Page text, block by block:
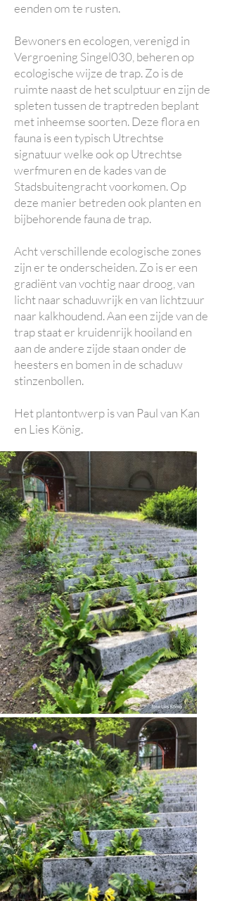
eenden om te rusten.
Bewoners en ecologen, verenigd in
Vergroening Singel030, beheren op
ecologische wijze de trap. Zo is de
ruimte naast de het sculptuur en zijn de
spleten tussen de traptreden beplant
met inheemse soorten. Deze flora en
fauna is een typisch Utrechtse
signatuur welke ook op Utrechtse
werfmuren en de kades van de
Stadsbuitengracht voorkomen. Op
deze manier betreden ook planten en
bijbehorende fauna de trap.
Acht verschillende ecologische zones
zijn er te onderscheiden. Zo is er een
gradiënt van vochtig naar droog, van
licht naar schaduwrijk en van lichtzuur
naar kalkhoudend. Aan een zijde van de
trap staat er kruidenrijk hooiland en
aan de andere zijde staan onder de
heesters en bomen in de schaduw
stinzenbollen.
Het plantontwerp is van Paul van Kan
en Lies König.